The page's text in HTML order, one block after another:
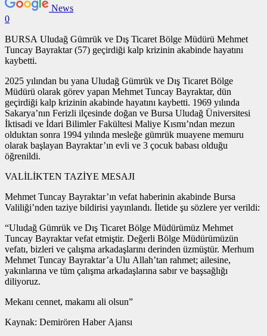
News
0
BURSA Uludağ Gümrük ve Dış Ticaret Bölge Müdürü Mehmet
Tuncay Bayraktar (57) geçirdiği kalp krizinin akabinde hayatını
kaybetti.
2025 yılından bu yana Uludağ Gümrük ve Dış Ticaret Bölge
Müdürü olarak görev yapan Mehmet Tuncay Bayraktar, dün
geçirdiği kalp krizinin akabinde hayatını kaybetti. 1969 yılında
Sakarya’nın Ferizli ilçesinde doğan ve Bursa Uludağ Üniversitesi
İktisadi ve İdari Bilimler Fakültesi Maliye Kısmı’ndan mezun
olduktan sonra 1994 yılında mesleğe gümrük muayene memuru
olarak başlayan Bayraktar’ın evli ve 3 çocuk babası olduğu
öğrenildi.
VALİLİKTEN TAZİYE MESAJI
Mehmet Tuncay Bayraktar’ın vefat haberinin akabinde Bursa
Valiliği’nden taziye bildirisi yayınlandı. İletide şu sözlere yer verildi:
“Uludağ Gümrük ve Dış Ticaret Bölge Müdürümüz Mehmet
Tuncay Bayraktar vefat etmiştir. Değerli Bölge Müdürümüzün
vefatı, bizleri ve çalışma arkadaşlarını derinden üzmüştür. Merhum
Mehmet Tuncay Bayraktar’a Ulu Allah’tan rahmet; ailesine,
yakınlarına ve tüm çalışma arkadaşlarına sabır ve başsağlığı
diliyoruz.
Mekanı cennet, makamı ali olsun”
Kaynak: Demirören Haber Ajansı